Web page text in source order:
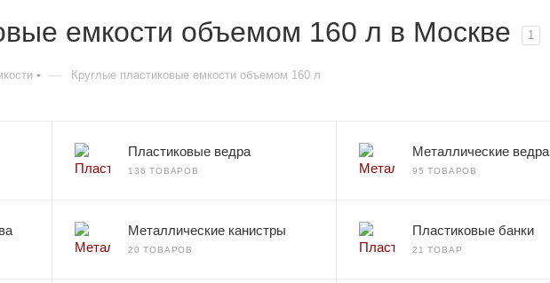
емкости объемом 160 л в Москве 1
— Круглые пластиковые емкости объемом 160 л
Пластиковые ведра
136 ТОВАРОВ
Металлические ведра
95 ТОВАРОВ
Металлические канистры
20 ТОВАРОВ
Пластиковые банки
21 ТОВАР